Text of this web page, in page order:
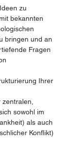
zu
bekannten
bringen und an
Fragen
Ihrer
sowohl im
als auch
Konflikt)